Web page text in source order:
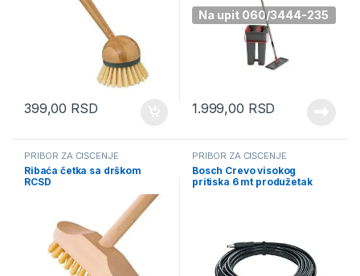
399,00 RSD
Na upit 060/3444-235
1.999,00 RSD
PRIBOR ZA ČIŠĆENJE
Ribaća četka sa drškom
RCSD
PRIBOR ZA ČIŠĆENJE
Bosch Crevo visokog
pritiska 6 mt produžetak